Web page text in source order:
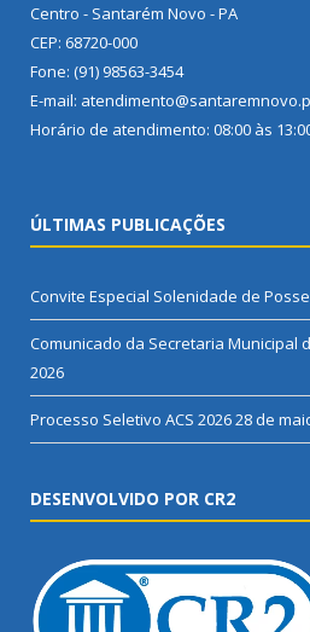
Centro - Santarém Novo - PA
CEP: 68720-000
Fone: (91) 98563-3454
E-mail:
Horário de atendimento: 08:00 às
ÚLTIMAS PUBLICAÇÕES
Convite Especial Solenidade de Posse
Comunicado da Secretaria Municipal
2026
Processo Seletivo ACS 202628 de
DESENVOLVIDO POR CR2